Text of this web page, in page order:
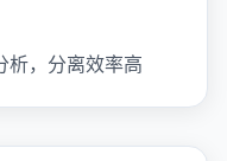
析，分离效率高